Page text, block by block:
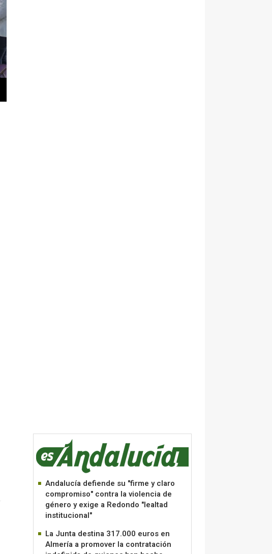
Andalucía defiende su "firme y claro
compromiso" contra la violencia de
género y exige a Redondo "lealtad
institucional"
La Junta destina 317.000 euros en
Almería a promover la contratación